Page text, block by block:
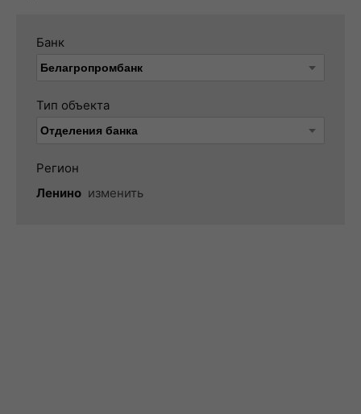
Банк
Тип объекта
Регион
Ленино изменить